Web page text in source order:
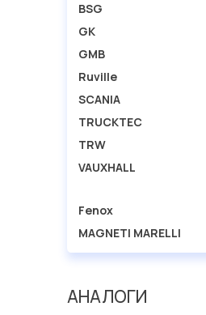
BSG
GK
GMB
Ruville
SCANIA
TRUCKTEC
TRW
VAUXHALL
Fenox
MAGNETI MARELLI
АНАЛОГИ